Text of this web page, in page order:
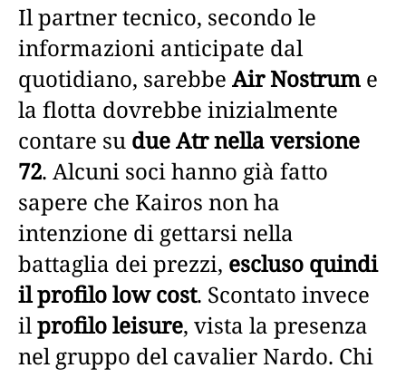
Il partner tecnico, secondo le
informazioni anticipate dal
quotidiano, sarebbe Air Nostrum e
la flotta dovrebbe inizialmente
contare su due Atr nella versione
72. Alcuni soci hanno già fatto
sapere che Kairos non ha
intenzione di gettarsi nella
battaglia dei prezzi, escluso quindi
il profilo low cost. Scontato invece
ilprofilo leisure, vista la presenza
nel gruppo del cavalier Nardo. Chi